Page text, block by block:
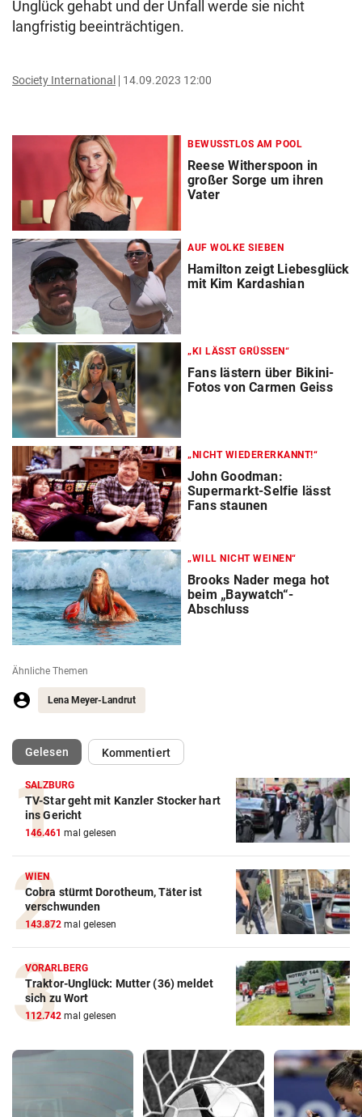
Unglück gehabt und der Unfall werde sie nicht
langfristig beeinträchtigen.
Society International 14.09.2023 12:00
BEWUSSTLOS AM POOL
Reese Witherspoon in
großer Sorge um ihren
Vater
AUF WOLKE SIEBEN
Hamilton zeigt Liebesglück
mit Kim Kardashian
„KI LÄSST GRÜSSEN“
Fans lästern über Bikini-
Fotos von Carmen Geiss
„NICHT WIEDERERKANNT!“
John Goodman:
Supermarkt-Selfie lässt
Fans staunen
„WILL NICHT WEINEN“
Brooks Nader mega hot
beim „Baywatch“-
Abschluss
Ähnliche Themen
Lena Meyer-Landrut
Gelesen(ausgewählt)Kommentiert
SALZBURG
TV-Star geht mit Kanzler Stocker hart
ins Gericht
146.461 mal gelesen
WIEN
Cobra stürmt Dorotheum, Täter ist
verschwunden
143.872 mal gelesen
VORARLBERG
Traktor-Unglück: Mutter (36) meldet
sich zu Wort
112.742 mal gelesen